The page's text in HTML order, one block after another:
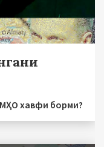
хавфи борми?